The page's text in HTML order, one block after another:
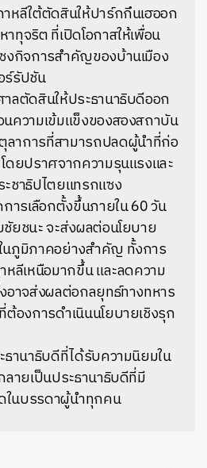
หลีใต้ตัดสินให้ปาร์กกึนเฮออก
ทุจริต ที่เปิดโอกาสให้เพื่อน
งกิจการสำคัญของบ้านเมือง
ร์รัปชัน
ลตัดสินให้ประธานาธิบดีออก
ความเข้มแข็งของสองสถาบัน
าการที่สามารถปลดผู้นำที่ก่อ
ดยปราศจากความรุนแรงและ
ชาธิปไตยแทรกแซง
ารเลือกตั้งขึ้นภายใน 60 วัน
ยชนะ จะส่งผลต่อนโยบาย
ภูมิภาคอย่างสำคัญ ทั้งการ
หลีเหนือมากขึ้น และลดความ
าจส่งผลต่อกลยุทธ์ทางทหาร
องการดำเนินนโยบายเชิงรุก
ธานาธิบดีที่ได้รับความนิยมใน
ายเป็นประธานาธิบดีที่มี
นบรรดาผู้นำทุกคน